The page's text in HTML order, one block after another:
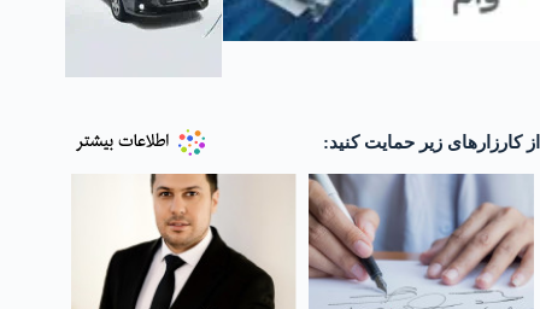
از کارزارهای زیر حمایت کنید: